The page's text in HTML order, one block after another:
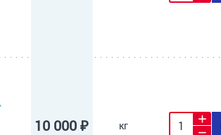
10 000 ₽ кг